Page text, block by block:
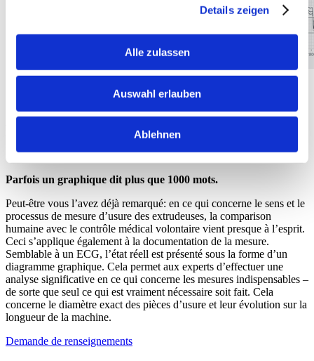
Details zeigen
Alle zulassen
Auswahl erlauben
Ablehnen
Dans quelle manière le résultat est
montrée?
Parfois un graphique dit plus que 1000 mots.
Peut-être vous l’avez déjà remarqué: en ce qui concerne le sens et le
processus de mesure d’usure des extrudeuses, la comparison
humaine avec le contrôle médical volontaire vient presque à l’esprit.
Ceci s’applique également à la documentation de la mesure.
Semblable à un ECG, l’état réell est présenté sous la forme d’un
diagramme graphique. Cela permet aux experts d’effectuer une
analyse significative en ce qui concerne les mesures indispensables –
de sorte que seul ce qui est vraiment nécessaire soit fait. Cela
concerne le diamètre exact des pièces d’usure et leur évolution sur la
longueur de la machine.
Demande de renseignements